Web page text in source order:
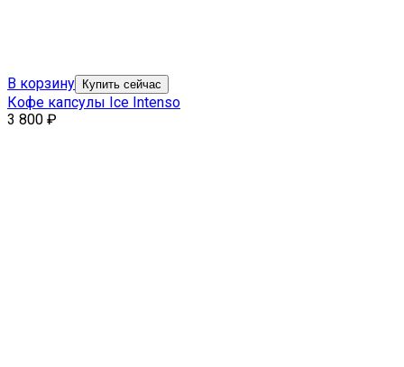
В корзину Купить сейчас
Кофе капсулы Ice Intenso
3 800 ₽